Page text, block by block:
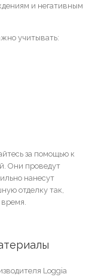
и негативным
учитывать:
за помощью к
Они проведут
нанесут
отделку так,
Loggia